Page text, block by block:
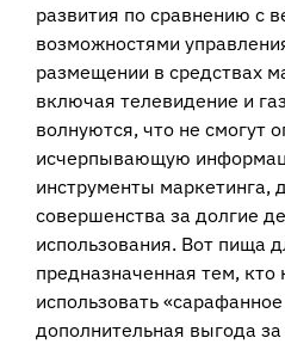
развития по сравнению с
возможностями
размещении в средствах
включая телевидение и
волнуются, что не смогут
исчерпывающую
инструменты маркетинга,
совершенства за долгие
использования. Вот пища
предназначенная тем, кто
использовать
дополнительная выгода за